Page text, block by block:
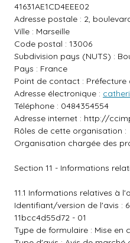
41631AE1CD4EEE02
Adresse postale : 2,
Ville : Marseille
Code postal : 13006
Subdivision pays (NUTS) :
Pays : France
Point de contact : Préfecture
Adresse électronique :
Téléphone : 0484354554
Adresse internet : http://
Rôles de cette organisation :
Organisation chargée des
Section 11 - Informations
11.1 Informations relatives à
Identifiant/version de l'avis :
11bcc4d55d72 - 01
Type de formulaire : Mise en